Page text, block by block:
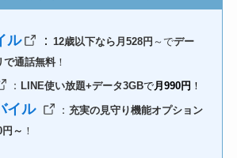
ル ： 12歳以下なら月528円 ～でデー
で通話無料！
： LINE使い放題+データ3GBで月990円 ！
イル ： 充実の見守り機能オプション
円～ ！